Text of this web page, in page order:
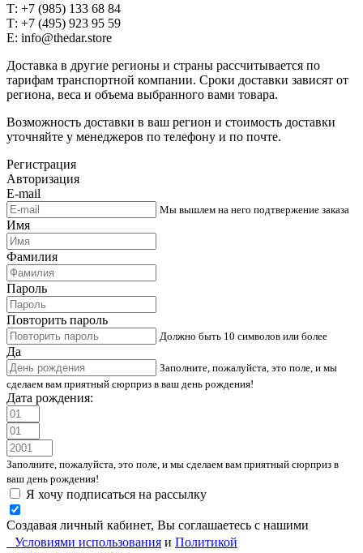
Т: +7 (985) 133 68 84
Т: +7 (495) 923 95 59
E: info@thedar.store
Доставка в другие регионы и страны рассчитывается по
тарифам транспортной компании. Сроки доставки зависят от
региона, веса и объема выбранного вами товара.
Возможность доставки в ваш регион и стоимость доставки
уточняйте у менеджеров по телефону и по почте.
Регистрация
Авторизация
E-mail
Мы вышлем на него подтвержение заказа
Имя
Фамилия
Пароль
Повторить пароль
Должно быть 10 символов или более
Да
Заполните, пожалуйста, это поле, и мы
сделаем вам приятный сюрприз в ваш день рождения!
Дата рождения:
Заполните, пожалуйста, это поле, и мы сделаем вам приятный сюрприз в
ваш день рождения!
Я хочу подписаться на рассылку
Создавая личный кабинет, Вы соглашаетесь с нашими
Условиями использования и Политикой